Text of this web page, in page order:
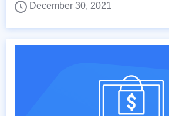
December 30, 2021